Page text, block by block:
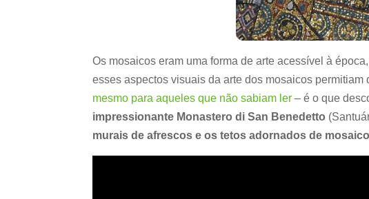
Os mosaicos eram uma forma de arte acessível à
esses aspectos visuais da arte dos mosaicos
mesmo para aqueles que não sabiam ler – é o que
impressionante Monastero di San Benedetto
murais de afrescos e os tetos adornados de